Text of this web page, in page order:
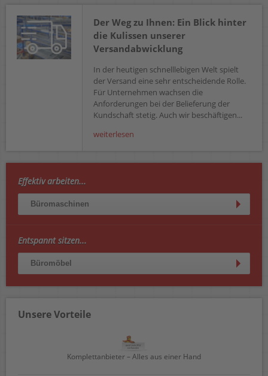
Der Weg zu Ihnen: Ein Blick hinter
die Kulissen unserer
Versandabwicklung
In der heutigen schnelllebigen Welt spielt
der Versand eine sehr entscheidende Rolle.
Für Unternehmen wachsen die
Anforderungen bei der Belieferung der
Kundschaft stetig. Auch wir beschäftigen...
weiterlesen
Effektiv arbeiten...
Büromaschinen
Entspannt sitzen...
Büromöbel
Unsere Vorteile
Komplettanbieter – Alles aus einer Hand